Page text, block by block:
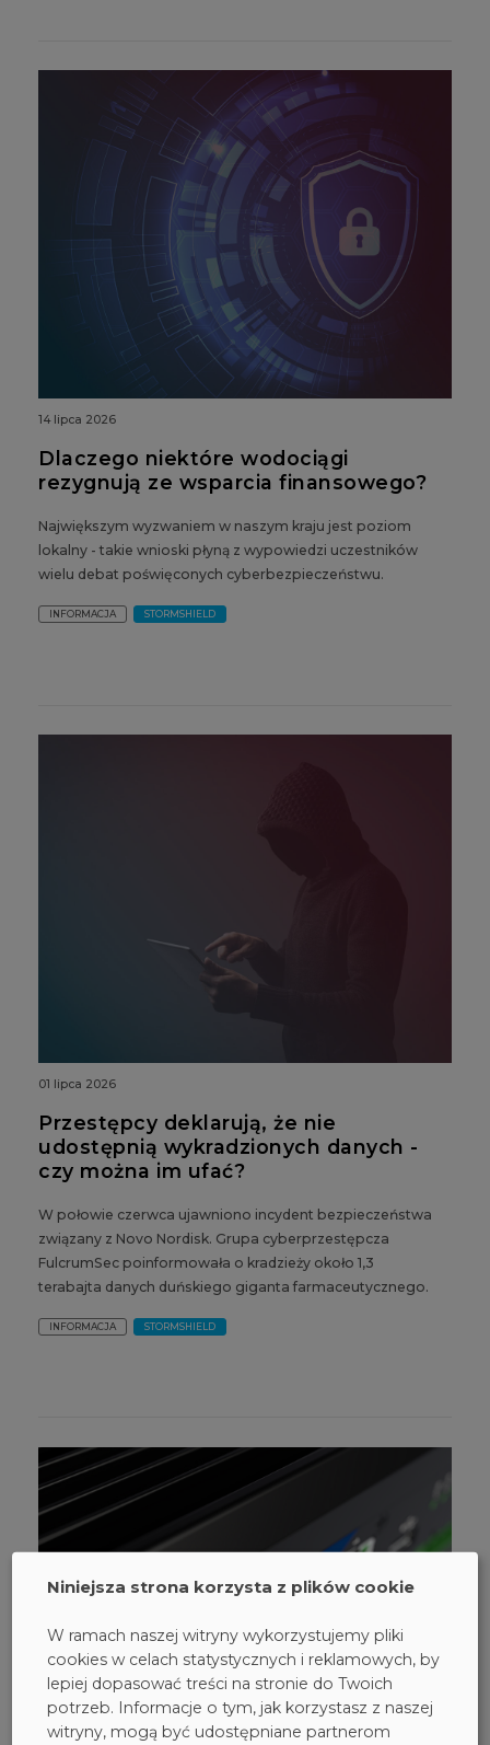
14 lipca 2026
Dlaczego niektóre wodociągi
rezygnują ze wsparcia finansowego?
Największym wyzwaniem w naszym kraju jest poziom
lokalny - takie wnioski płyną z wypowiedzi uczestników
wielu debat poświęconych cyberbezpieczeństwu.
INFORMACJA STORMSHIELD
01 lipca 2026
Przestępcy deklarują, że nie
udostępnią wykradzionych danych -
czy można im ufać?
W połowie czerwca ujawniono incydent bezpieczeństwa
związany z Novo Nordisk. Grupa cyberprzestępcza
FulcrumSec poinformowała o kradzieży około 1,3
terabajta danych duńskiego giganta farmaceutycznego.
INFORMACJA STORMSHIELD
Niniejsza strona korzysta z plików cookie
W ramach naszej witryny wykorzystujemy pliki
cookies w celach statystycznych i reklamowych, by
lepiej dopasować treści na stronie do Twoich
potrzeb. Informacje o tym, jak korzystasz z naszej
witryny, mogą być udostępniane partnerom